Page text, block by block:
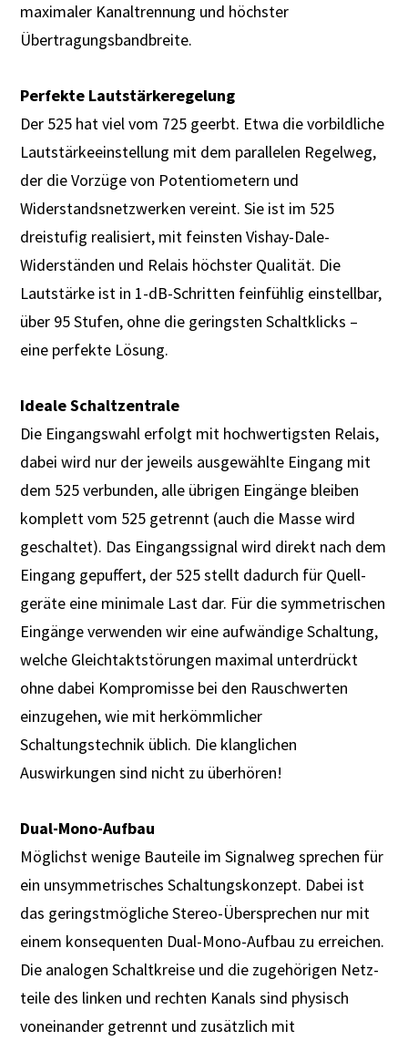
maximaler Kanaltrennung und höchster
Übertragungsbandbreite.
Perfekte Lautstärkeregelung
Der 525 hat viel vom 725 geerbt. Etwa die vorbildliche
Lautstärkeeinstellung mit dem parallelen Regelweg,
der die Vorzüge von Potentiometern und
Widerstandsnetzwerken vereint. Sie ist im 525
dreistufig realisiert, mit feinsten Vishay-Dale-
Widerständen und Relais höchster Qualität. Die
Lautstärke ist in 1-dB-Schritten feinfühlig einstellbar,
über 95 Stufen, ohne die geringsten Schaltklicks –
eine perfekte Lösung.
Ideale Schaltzentrale
Die Eingangswahl erfolgt mit hochwertigsten Relais,
dabei wird nur der jeweils ausgewählte Eingang mit
dem 525 verbunden, alle übrigen Eingänge bleiben
komplett vom 525 getrennt (auch die Masse wird
geschaltet). Das Eingangssignal wird direkt nach dem
Eingang gepuffert, der 525 stellt dadurch für Quell­
geräte eine minimale Last dar. Für die symmetrischen
Eingänge verwenden wir eine aufwändige Schaltung,
welche Gleichtaktstörungen maximal unterdrückt
ohne dabei Kompromisse bei den Rauschwerten
einzu­gehen, wie mit herkömmlicher
Schaltungstechnik üblich. Die klanglichen
Auswirkungen sind nicht zu überhören!
Dual-Mono-Aufbau
Möglichst wenige Bauteile im Signalweg sprechen für
ein unsymmetrisches Schaltungskonzept. Dabei ist
das geringstmögliche Stereo-Übersprechen nur mit
einem konsequenten Dual-Mono-Aufbau zu erreichen.
Die analogen Schaltkreise und die zugehörigen Netz­
teile des linken und rechten Kanals sind physisch
voneinander getrennt und zusätzlich mit